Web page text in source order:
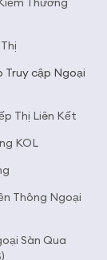
Truy cập Ngoại
Thị Liên Kết
KOL
Thông Ngoại
Sàn Qua